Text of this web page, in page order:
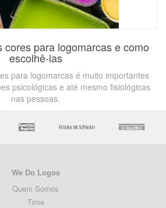
cores para logomarcas e como
escolhê-las
para logomarcas é muito importantes
psicológicas e até mesmo fisiológicas
nas pessoas.
We Do Logos
Quem Somos
Time